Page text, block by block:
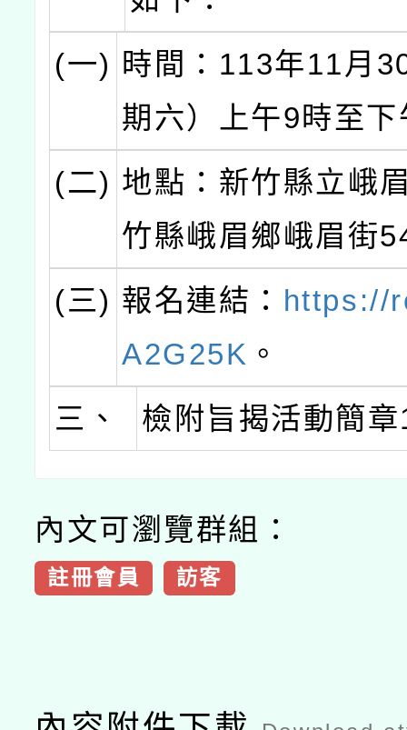
(一) 時間：113年11月
期六）上午9時至
(二) 地點：新竹縣立峨
竹縣峨眉鄉峨眉街
(三) 報名連結： https://
A2G25K 。
三、
檢附旨揭活動簡
內文可瀏覽群組：
註冊會員 訪客